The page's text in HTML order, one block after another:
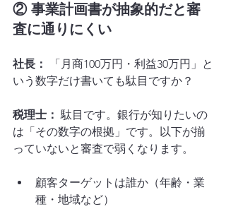
② 事業計画書が抽象的だと審
査に通りにくい
社長：
「月商100万円・利益30万円」と
いう数字だけ書いても駄目ですか？
税理士： 駄目です。銀行が知りたいの
は「その数字の根拠」です。以下が揃
っていないと審査で弱くなります。
顧客ターゲットは誰か（年齢・業
種・地域など）